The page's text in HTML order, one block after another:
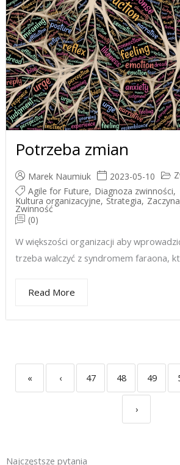
Potrzeba zmian
Marek Naumiuk 2023-05-10
Agile for Future, Diagnoza zwinności,
Kultura organizacyjne, Strategia,
Zwinność
(0)
W większości organizacji aby
trzeba walczyć z syndromem faraona,
Read More
« ‹ 47 48 49
›
Najczęstsze pytania